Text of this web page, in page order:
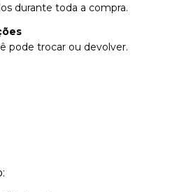
durante toda a compra.
pode trocar ou devolver.